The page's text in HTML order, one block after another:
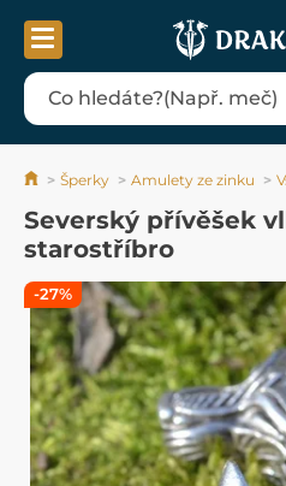
Šperky Amulety ze zinku
Severský přívěšek
starostříbro
-27%